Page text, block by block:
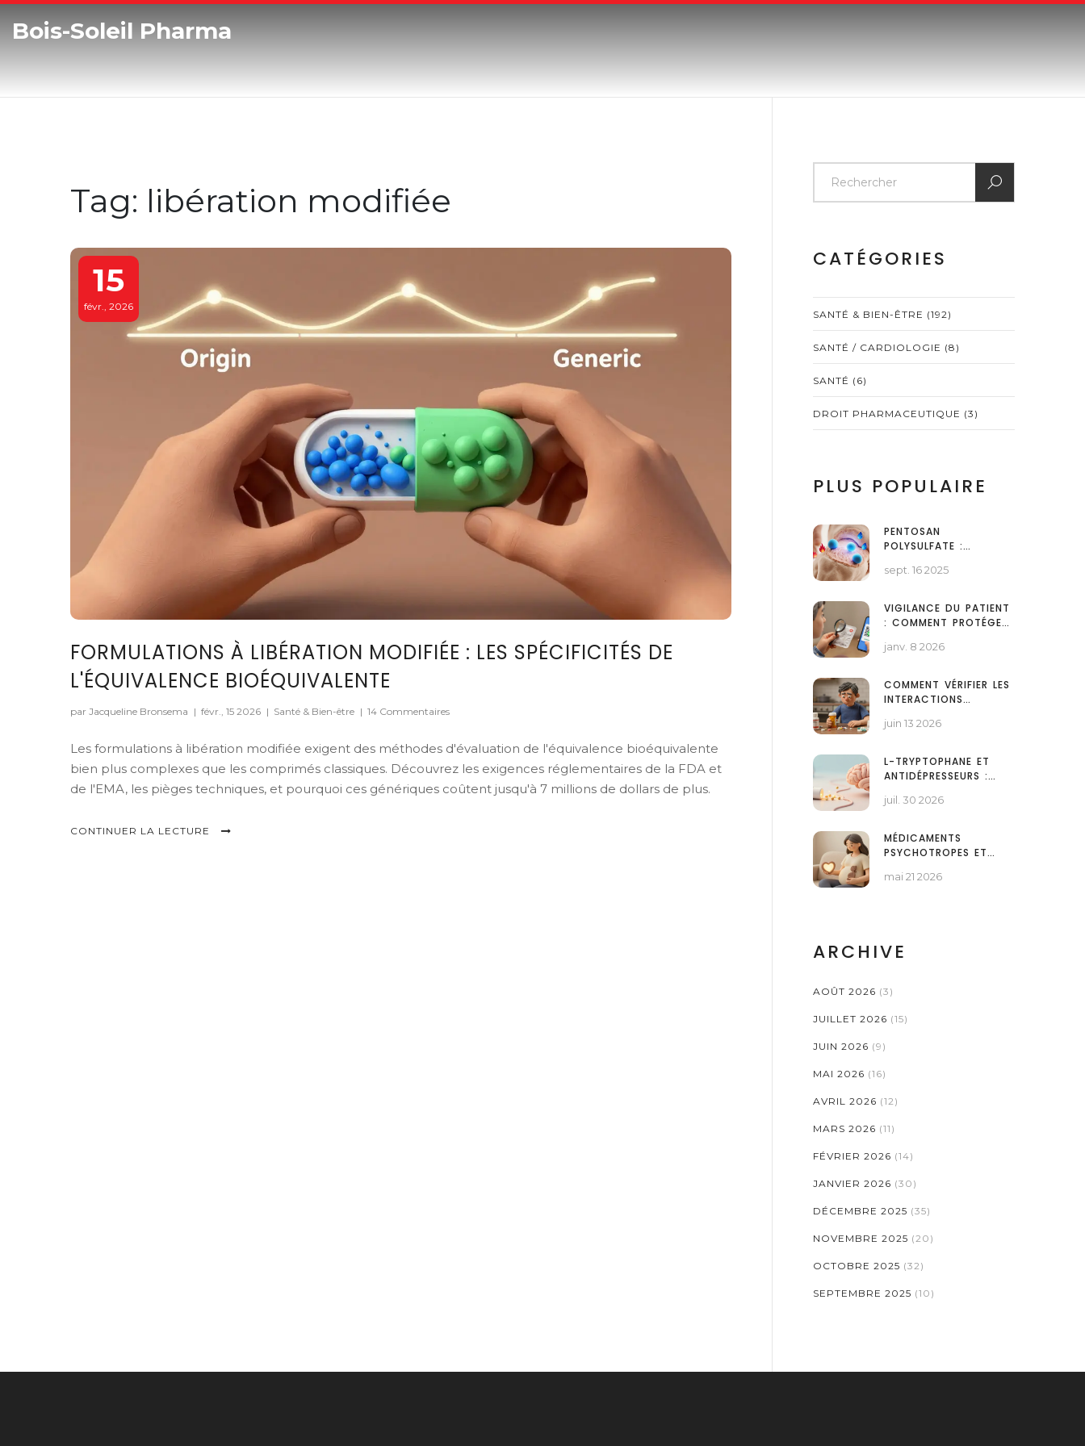
Bois-Soleil Pharma
Tag: libération modifiée
15
févr., 2026
FORMULATIONS À LIBÉRATION MODIFIÉE : LES SPÉCIFICITÉS DE
L'ÉQUIVALENCE BIOÉQUIVALENTE
par Jacqueline Bronsema | févr., 15 2026 | Santé & Bien-être | 14 Commentaires
Les formulations à libération modifiée exigent des méthodes d'évaluation de l'équivalence bioéquivalente
bien plus complexes que les comprimés classiques. Découvrez les exigences réglementaires de la FDA et
de l'EMA, les pièges techniques, et pourquoi ces génériques coûtent jusqu'à 7 millions de dollars de plus.
CONTINUER LA LECTURE
CATÉGORIES
SANTÉ & BIEN-ÊTRE (192)
SANTÉ / CARDIOLOGIE (8)
SANTÉ (6)
DROIT PHARMACEUTIQUE (3)
PLUS POPULAIRE
PENTOSAN
POLYSULFATE :
AFFECTIONS
sept. 16 2025
VIGILANCE DU PATIENT
: COMMENT PROTÉGER
LES MÉDICAMENTS
janv. 8 2026
COMMENT VÉRIFIER LES
INTERACTIONS
AVEC UNE NOUVELLE
juin 13 2026
L-TRYPTOPHANE ET
ANTIDÉPRESSEURS :
SÉROTONINERGIQUES
juil. 30 2026
MÉDICAMENTS
PSYCHOTROPES ET
DE LA DÉCISION
mai 21 2026
ARCHIVE
AOÛT 2026 (3)
JUILLET 2026 (15)
JUIN 2026 (9)
MAI 2026 (16)
AVRIL 2026 (12)
MARS 2026 (11)
FÉVRIER 2026 (14)
JANVIER 2026 (30)
DÉCEMBRE 2025 (35)
NOVEMBRE 2025 (20)
OCTOBRE 2025 (32)
SEPTEMBRE 2025 (10)